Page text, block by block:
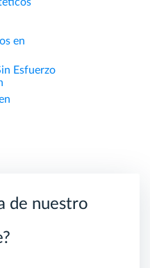
en
Esfuerzo
de nuestro